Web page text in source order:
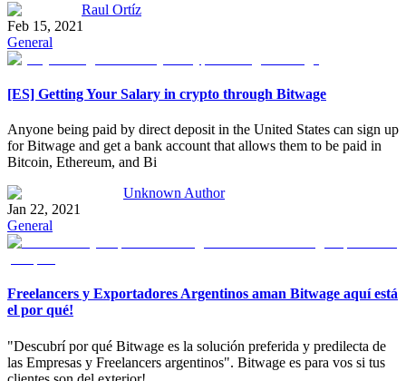
Raul Ortíz
Feb 15, 2021
General
[ES] Getting Your Salary in crypto through Bitwage
Anyone being paid by direct deposit in the United States can sign up
for Bitwage and get a bank account that allows them to be paid in
Bitcoin, Ethereum, and Bi
Unknown Author
Jan 22, 2021
General
Freelancers y Exportadores Argentinos aman Bitwage aquí está
el por qué!
"Descubrí por qué Bitwage es la solución preferida y predilecta de
las Empresas y Freelancers argentinos". Bitwage es para vos si tus